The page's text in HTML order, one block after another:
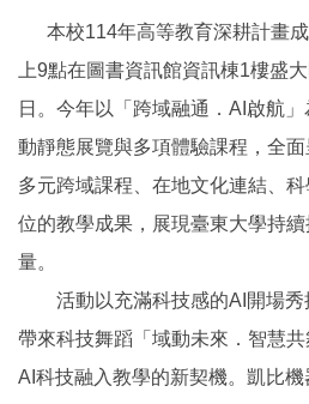
本校114年高等教育深耕計畫
上9點在圖書資訊館資訊棟1樓盛
日。今年以「跨域融通．AI啟航」
動靜態展覽與多項體驗課程，全面
多元跨域課程、在地文化連結、
位的教學成果，展現臺東大學持
量。
活動以充滿科技感的AI開場秀
帶來科技舞蹈「域動未來．智慧
AI科技融入教學的新契機。凱比